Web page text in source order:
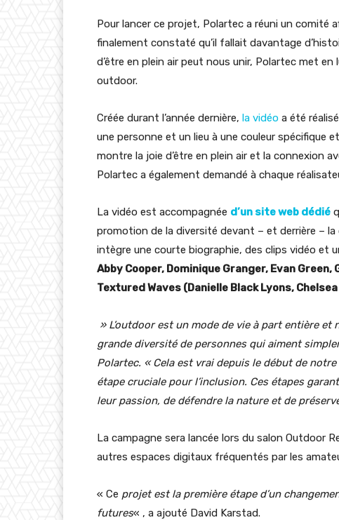
Pour lancer ce projet, Polartec a réuni un comité
finalement constaté qu’il fallait davantage
d’être en plein air peut nous unir, Polartec met
outdoor.
Créée durant l’année dernière, la vidéo a été
une personne et un lieu à une couleur spécifique
montre la joie d’être en plein air et la connexion
Polartec a également demandé à chaque
La vidéo est accompagnée d’un site web dédié
promotion de la diversité devant – et derrière –
intègre une courte biographie, des clips vidéo et
Abby Cooper, Dominique Granger, Evan
Textured Waves (Danielle Black Lyons,
» L’outdoor est un mode de vie à part entière
grande diversité de personnes qui aiment
Polartec. « Cela est vrai depuis le début de
étape cruciale pour l’inclusion. Ces étapes
leur passion, de défendre la nature et de
La campagne sera lancée lors du salon Outdoor
autres espaces digitaux fréquentés par les
« Ce projet est la première étape d’un
futures« , a ajouté David Karstad.